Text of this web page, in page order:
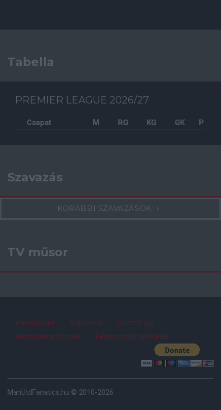
Tabella
PREMIER LEAGUE 2026/27
Csapat M RG KG GK P
Szavazás
KORÁBBI SZAVAZÁSOK
TV műsor
Impresszum Kapcsolat
Szerzői jog
Adatvédelmi irányelv
Felhasználói feltételek
ManUtdFanatics.hu © 2010-2026